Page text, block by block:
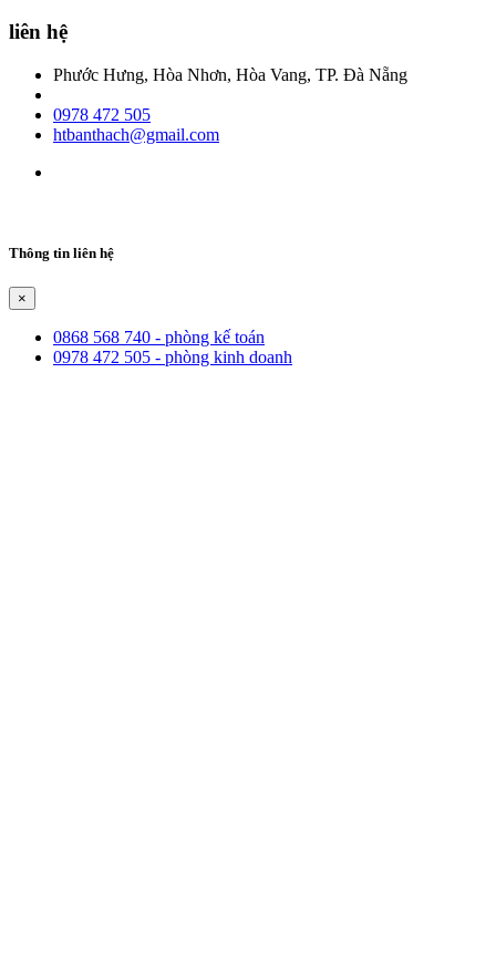
liên hệ
Phước Hưng, Hòa Nhơn, Hòa Vang, TP. Đà Nẵng
0978 472 505
htbanthach@gmail.com
Thông tin liên hệ
×
0868 568 740 - phòng kế toán
0978 472 505 - phòng kinh doanh